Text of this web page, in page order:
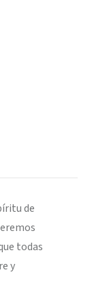
de
todas
y